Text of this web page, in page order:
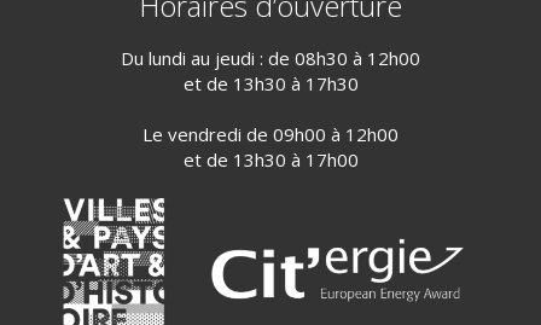
Du lundi au jeudi : de 08h30 à 12h00
et de 13h30 à 17h30
Le vendredi de 09h00 à 12h00
et de 13h30 à 17h00